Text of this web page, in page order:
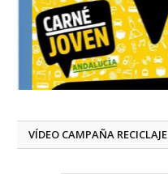
VÍDEO CAMPAÑA RECICLAJE